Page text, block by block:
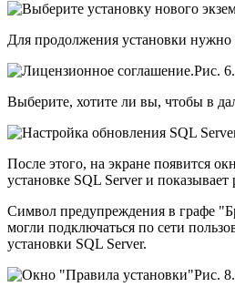
Для продолжения установки нужно
Рис.
Выберите, хотите ли вы, чтобы в
После этого, на экране появится
установке SQL Server и показывает
Символ предупреждения в графе
могли подключаться по сети
установки SQL Server.
Рис.